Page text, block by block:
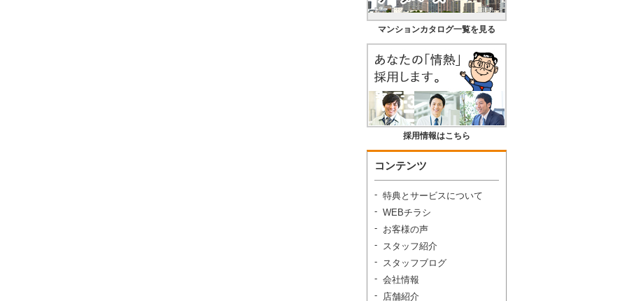
マンションカタログ一覧を見る
採用情報はこちら
コンテンツ
特典とサービスについて
WEBチラシ
お客様の声
スタッフ紹介
スタッフブログ
会社情報
店舗紹介